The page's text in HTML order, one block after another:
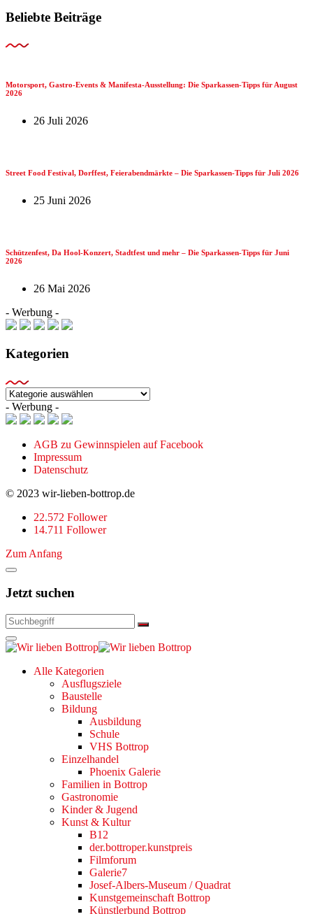
Beliebte Beiträge
Motorsport, Gastro-Events & Manifesta-Ausstellung: Die Sparkassen-Tipps für August
2026
26 Juli 2026
Street Food Festival, Dorffest, Feierabendmärkte – Die Sparkassen-Tipps für Juli 2026
25 Juni 2026
Schützenfest, Da Hool-Konzert, Stadtfest und mehr – Die Sparkassen-Tipps für Juni
2026
26 Mai 2026
- Werbung -
Kategorien
Kategorien
- Werbung -
AGB zu Gewinnspielen auf Facebook
Impressum
Datenschutz
© 2023 wir-lieben-bottrop.de
22.572 Follower
14.711 Follower
Zum Anfang
Jetzt suchen
Alle Kategorien
Ausflugsziele
Baustelle
Bildung
Ausbildung
Schule
VHS Bottrop
Einzelhandel
Phoenix Galerie
Familien in Bottrop
Gastronomie
Kinder & Jugend
Kunst & Kultur
B12
der.bottroper.kunstpreis
Filmforum
Galerie7
Josef-Albers-Museum / Quadrat
Kunstgemeinschaft Bottrop
Künstlerbund Bottrop